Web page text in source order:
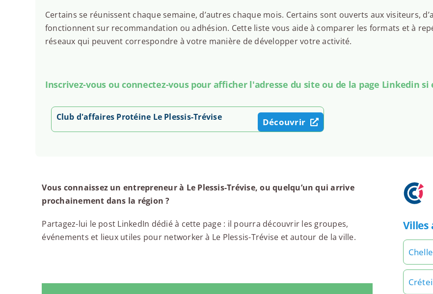
Certains se réunissent chaque semaine, d’autres chaque mois. Certains sont ouverts aux visiteurs,
fonctionnent sur recommandation ou adhésion. Cette liste vous aide à comparer les formats et à
réseaux qui peuvent correspondre à votre manière de développer votre activité.
Inscrivez-vous ou connectez-vous pour afficher l'adresse du site ou de la page Linkedin
Club d'affaires Protéine Le Plessis-Trévise Découvrir
Vous connaissez un entrepreneur à Le Plessis-Trévise, ou quelqu’un qui arrive
prochainement dans la région ?
Partagez-lui le post LinkedIn dédié à cette page : il pourra découvrir les groupes,
événements et lieux utiles pour networker à Le Plessis-Trévise et autour de la ville.